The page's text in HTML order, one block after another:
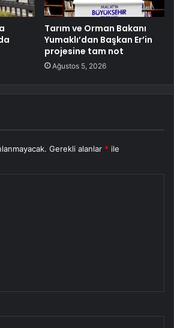
Tarım ve Orman Bakanı
Yumaklı’dan Başkan Er’in
projesine tam not
Ağustos 5, 2026
Gerekli alanlar * ile